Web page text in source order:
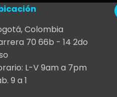
Colombia
70 66b - 14 2do
L-V 9am a 7pm
9 a 1